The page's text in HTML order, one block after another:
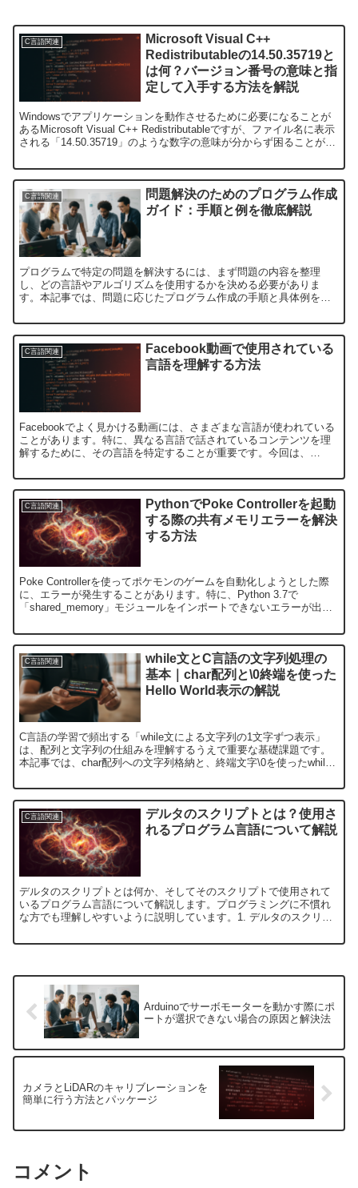
C言語関連
Microsoft Visual C++
Redistributableの14.50.35719と
は何？バージョン番号の意味と指
定して入手する方法を解説
Windowsでアプリケーションを動作させるために必要になることが
あるMicrosoft Visual C++ Redistributableですが、ファイル名に表示
される「14.50.35719」のような数字の意味が分からず困ることがあ
C言語関連
問題解決のためのプログラム作成
ガイド：手順と例を徹底解説
プログラムで特定の問題を解決するには、まず問題の内容を整理
し、どの言語やアルゴリズムを使用するかを決める必要がありま
す。本記事では、問題に応じたプログラム作成の手順と具体例をわ
に、...
C言語関連
Facebook動画で使用されている
言語を理解する方法
Facebookでよく見かける動画には、さまざまな言語が使われている
ことがあります。特に、異なる言語で話されているコンテンツを理
解するために、その言語を特定することが重要です。今回は、
C言語関連
PythonでPoke Controllerを起動
する際の共有メモリエラーを解決
する方法
Poke Controllerを使ってポケモンのゲームを自動化しようとした際
に、エラーが発生することがあります。特に、Python 3.7で
「shared_memory」モジュールをインポートできないエラーが出る
C言語関連
while文とC言語の文字列処理の
基本｜char配列と\0終端を使った
Hello World表示の解説
C言語の学習で頻出する「while文による文字列の1文字ずつ表示」
は、配列と文字列の仕組みを理解するうえで重要な基礎課題です。
本記事では、char配列への文字列格納と、終端文字\0を使ったwhile
C言語関連
デルタのスクリプトとは？使用さ
れるプログラム言語について解説
デルタのスクリプトとは何か、そしてそのスクリプトで使用されて
いるプログラム言語について解説します。プログラミングに不慣れ
な方でも理解しやすいように説明しています。1. デルタのスクリプ
Arduinoでサーボモーターを動かす際にポ
ートが選択できない場合の原因と解決法
カメラとLiDARのキャリブレーションを
簡単に行う方法とパッケージ
コメント